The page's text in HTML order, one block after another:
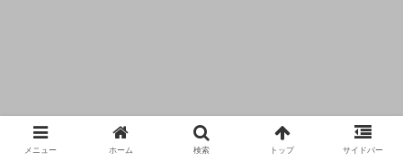
メニュー ホーム 検索 トップ サイドバー